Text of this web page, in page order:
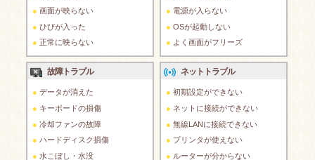
画面が映らない
ひびが入った
正常に映らない
電源が入らない
OSが起動しない
よく画面がフリーズ
故障トラブル
データが消えた
キーボードの損傷
冷却ファンの故障
ハードディスク損傷
水こぼし・水没
ネットトラブル
初期設定ができない
ネットに接続ができない
無線LANに接続できない
プリンタが使えない
ルーターが分からない